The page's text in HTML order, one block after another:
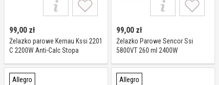
99,00 zł
Żelazko parowe Kernau Kssi 2201
C 2200W Anti-Calc Stopa
99,00 zł
Żelazko Parowe Sencor Ssi
5800VT 260 ml 2400W
Allegro Allegro